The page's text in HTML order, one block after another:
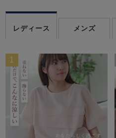
レディース メンズ
1